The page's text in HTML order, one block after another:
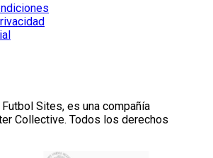
Sites, es una compañía
Collective. Todos los derechos